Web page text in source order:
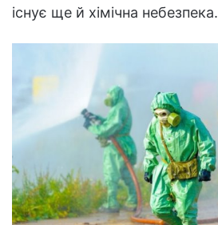
існує ще й хімічна небезпека.